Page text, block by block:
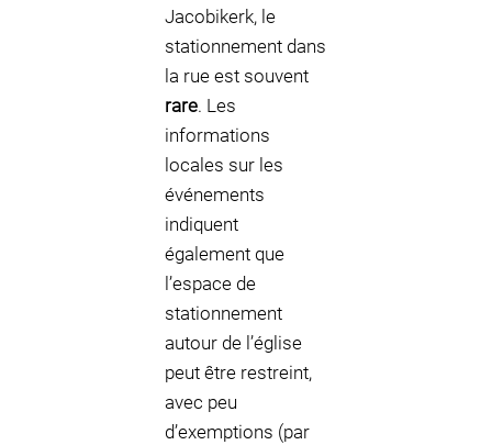
Jacobikerk, le
stationnement dans
la rue est souvent
rare. Les
informations
locales sur les
événements
indiquent
également que
l’espace de
stationnement
autour de l’église
peut être restreint,
avec peu
d’exemptions (par